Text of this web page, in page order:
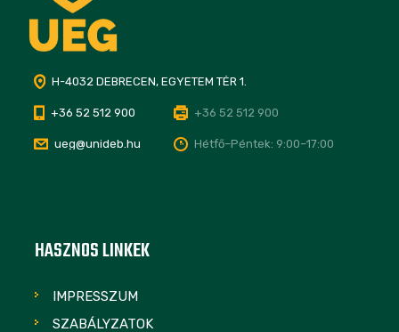
H-4032 DEBRECEN, EGYETEM TÉR 1.
+36 52 512 900 +36 52 512 900
ueg@unideb.hu Hétfő–Péntek: 9:00–17:00
HASZNOS LINKEK
IMPRESSZUM
SZABÁLYZATOK